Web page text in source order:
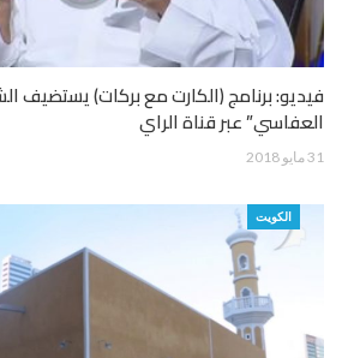
فيديو: برنامج (الكارت مع بركات) يستضيف
العفاسي” عبر قناة الراي
31 مايو 2018
الكويت